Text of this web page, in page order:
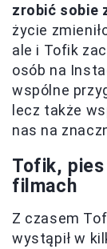
zrobić sobie
życie
ale i Tofik
osób na
wspólne
lecz także
nas na
Tofik,
filmach
Z czasem
wystąpił w